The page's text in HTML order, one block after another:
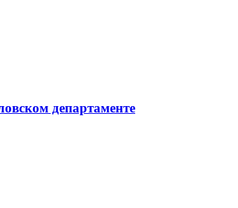
департаменте